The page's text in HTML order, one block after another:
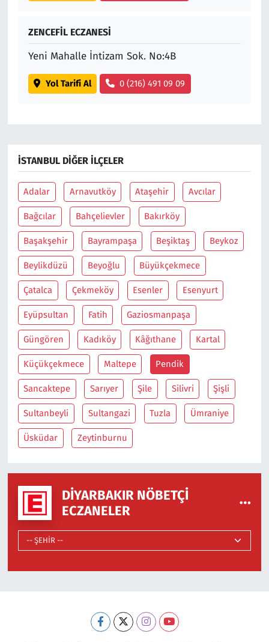
ZENCEFİL ECZANESİ
Yeni Mahalle İntizam Sok. No:4B
Yol Tarifi Al 0 (216) 491 09 09
İSTANBUL DIĞER İLÇELER
Adalar Arnavutköy Ataşehir Avcılar
Bağcılar Bahçelievler Bakırköy
Başakşehir Bayrampaşa Beşiktaş Beykoz
Beylikdüzü Beyoğlu Büyükçekmece
Çatalca Çekmeköy Esenler Esenyurt
Eyüpsultan Fatih Gaziosmanpaşa
Güngören Kadıköy Kâğıthane Kartal
Küçükçekmece Maltepe Pendik
Sancaktepe Sarıyer Şile Silivri Şişli
Sultanbeyli Sultangazi Tuzla Ümraniye
Üsküdar Zeytinburnu
DIYARBAKIR NÖBETÇI
ECZANELER